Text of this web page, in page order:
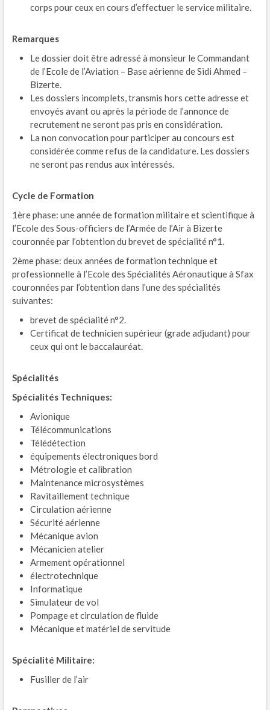
corps pour ceux en cours d’effectuer le service militaire.
Remarques
Le dossier doit être adressé à monsieur le Commandant
de l’Ecole de l’Aviation – Base aérienne de Sidi Ahmed –
Bizerte.
Les dossiers incomplets, transmis hors cette adresse et
envoyés avant ou après la période de l’annonce de
recrutement ne seront pas pris en considération.
La non convocation pour participer au concours est
considérée comme refus de la candidature. Les dossiers
ne seront pas rendus aux intéressés.
Cycle de Formation
1ère phase: une année de formation militaire et scientifique à
l’Ecole des Sous-officiers de l’Armée de l’Air à Bizerte
couronnée par l’obtention du brevet de spécialité n°1.
2ème phase: deux années de formation technique et
professionnelle à l’Ecole des Spécialités Aéronautique à Sfax
couronnées par l’obtention dans l’une des spécialités
suivantes:
brevet de spécialité n°2.
Certificat de technicien supérieur (grade adjudant) pour
ceux qui ont le baccalauréat.
Spécialités
Spécialités Techniques:
Avionique
Télécommunications
Télédétection
équipements électroniques bord
Métrologie et calibration
Maintenance microsystèmes
Ravitaillement technique
Circulation aérienne
Sécurité aérienne
Mécanique avion
Mécanicien atelier
Armement opérationnel
électrotechnique
Informatique
Simulateur de vol
Pompage et circulation de fluide
Mécanique et matériel de servitude
Spécialité Militaire:
Fusiller de l’air